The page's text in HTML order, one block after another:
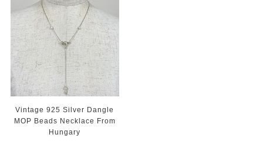
Vintage 925 Silver Dangle
MOP Beads Necklace From
Hungary